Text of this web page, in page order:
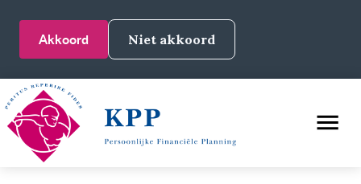
Akkoord Niet akkoord